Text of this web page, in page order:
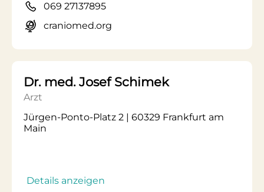
069 27137895
craniomed.org
Dr. med. Josef Schimek
Arzt
Jürgen-Ponto-Platz 2 | 60329 Frankfurt am
Main
Details anzeigen